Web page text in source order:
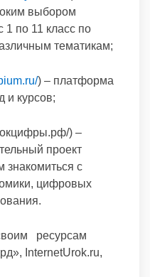
выбором
1 по 11 класс по
тематикам;
) – платформа
и курсов;
) –
проект
с
цифровых
ресурсам
InternetUrok.ru,